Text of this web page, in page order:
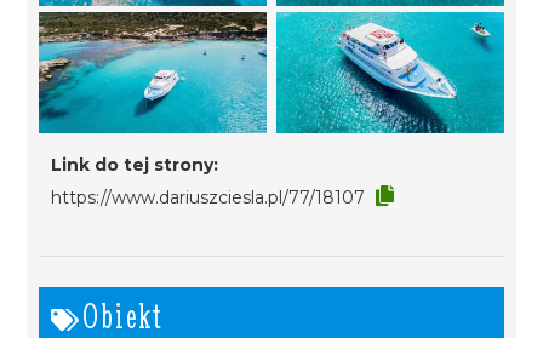
Link do tej strony:
https://www.dariuszciesla.pl/77/18107
Obiekt